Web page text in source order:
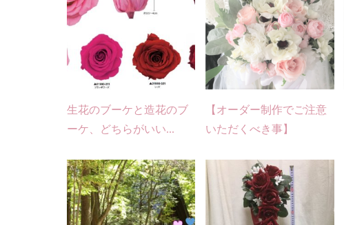
生花のブーケと造花のブ
ーケ、どちらがいい...
【オーダー制作でご注意
いただくべき事】